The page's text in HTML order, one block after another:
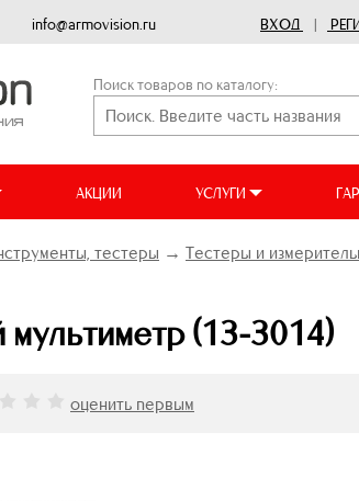
info@armovision.ru ВХОД |
Поиск товаров по каталогу:
АКЦИИ УСЛУГИ
тестеры → Тестеры и
(13-3014)
оценить первым